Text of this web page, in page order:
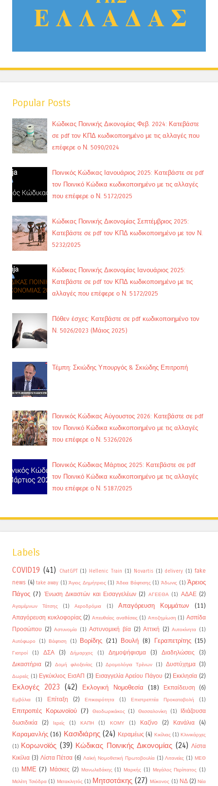
Popular Posts
Κώδικας Ποινικής Δικονομίας Φεβ. 2024: Κατεβάστε
σε pdf τον ΚΠΔ κωδικοποιημένο με τις αλλαγές που
επέφερε ο Ν. 5090/2024
Ποινικός Κώδικας Ιανουάριος 2025: Κατεβάστε σε pdf
τον Ποινικό Κώδικα κωδικοποιημένο με τις αλλαγές
που επέφερε ο Ν. 5172/2025
Κώδικας Ποινικής Δικονομίας Σεπτέμβριος 2025:
Κατεβάστε σε pdf τον ΚΠΔ κωδικοποιημένο με τον Ν.
5232/2025
Κώδικας Ποινικής Δικονομίας Ιανουάριος 2025:
Κατεβάστε σε pdf τον ΚΠΔ κωδικοποιημένο με τις
αλλαγές που επέφερε ο Ν. 5172/2025
Πόθεν έσχες: Κατεβάστε σε pdf κωδικοποιημένο τον
Ν. 5026/2023 (Μάιος 2025)
Τέμπη: Σκιώδης Υπουργός & Σκιώδης Επιτροπή
Ποινικός Κώδικας Αύγουστος 2026: Κατεβάστε σε pdf
τον Ποινικό Κώδικα κωδικοποιημένο με τις αλλαγές
που επέφερε ο Ν. 5326/2026
Ποινικός Κώδικας Μάρτιος 2025: Κατεβάστε σε pdf
τον Ποινικό Κώδικα κωδικοποιημένο με τις αλλαγές
που επέφερε ο Ν. 5187/2025
Labels
COVID19 (41) ChatGPT (1) Hellenic Train (1) Novartis (1) delivery (1) fake
news (4) take away (1) Άγιος Δημήτριος (1) Άδεια Βάφτισης (1) Άδωνις (1) Άρειος
Πάγος (7) Ένωση Δικαστών και Εισαγγελέων (2) ΑΓΕΕΘΑ (1) ΑΔΑΕ (2)
Αγαμέμνων Τάτσης (1) Αεροδρόμια (1) Απαγόρευση Κομμάτων (11)
Απαγόρευση κυκλοφορίας (2) Απευθείας αναθέσεις (1) Αποζημίωση (1) Ασπίδα
Προσώπου (2) Αστυνομία (1) Αστυνομική βία (2) Αττική (2) Αυτοκίνητα (1)
Αυτόφωρο
(1) Βάφτιση (1) Βορίδης (21) Βουλή (8) Γεραπετρίτης (15)
Γιατροί (1) ΔΣΑ (3) Δήμαρχος (1) Δημοψήφισμα (3) Διαδηλώσεις
(3)
Δικαστήρια (2) Δομή φιλοξενίας (1) Δρομολόγια Τρένων (1) Δυστύχημα (3)
Δωρεές (1) Εγκύκλιος ΕισΑΠ (3) Εισαγγελία Αρείου Πάγου (2) Εκκλησία (2)
Εκλογές 2023 (42) Εκλογική Νομοθεσία (18) Εκπαίδευση (6)
Εμβόλια (1) Επίταξη (2) Επικαιρότητα (1) Επιστρεπτέα Προκαταβολή (1)
Επιτροπές Κορωνοϊού (7) Θεοδωρικάκος (1) Θεσσαλονίκη (1)
Ιδιάζουσα
δωσιδικία
(2) Ιερείς (1) ΚΑΠΗ (1) ΚΟΜΥ (1) Καζίνο (2) Κανάλια (4)
Καραμανλής (16) Κασιδιάρης (24) Κεραμέως (4) Κικίλιας (1) Κλινικάρχες
(1) Κορωνοϊός (39) Κώδικας Ποινικής Δικονομίας (24) Λίστα
Κικίλια (3) Λίστα Πέτσα (6) Λαϊκή Νομοθετική Πρωτοβουλία (1) Λιτανείες (1) ΜΕΘ
(1)
ΜΜΕ (7) Μάσκες (2) Μανωλεδάκης (1) Μαρκής (1) Μεγάλος Περίπατος (1)
Μελέτη Τσιόδρα (1) Μετακλητός (1) Μητσοτάκης (27) Μύκονος (1) ΝΔ (2) Νέα